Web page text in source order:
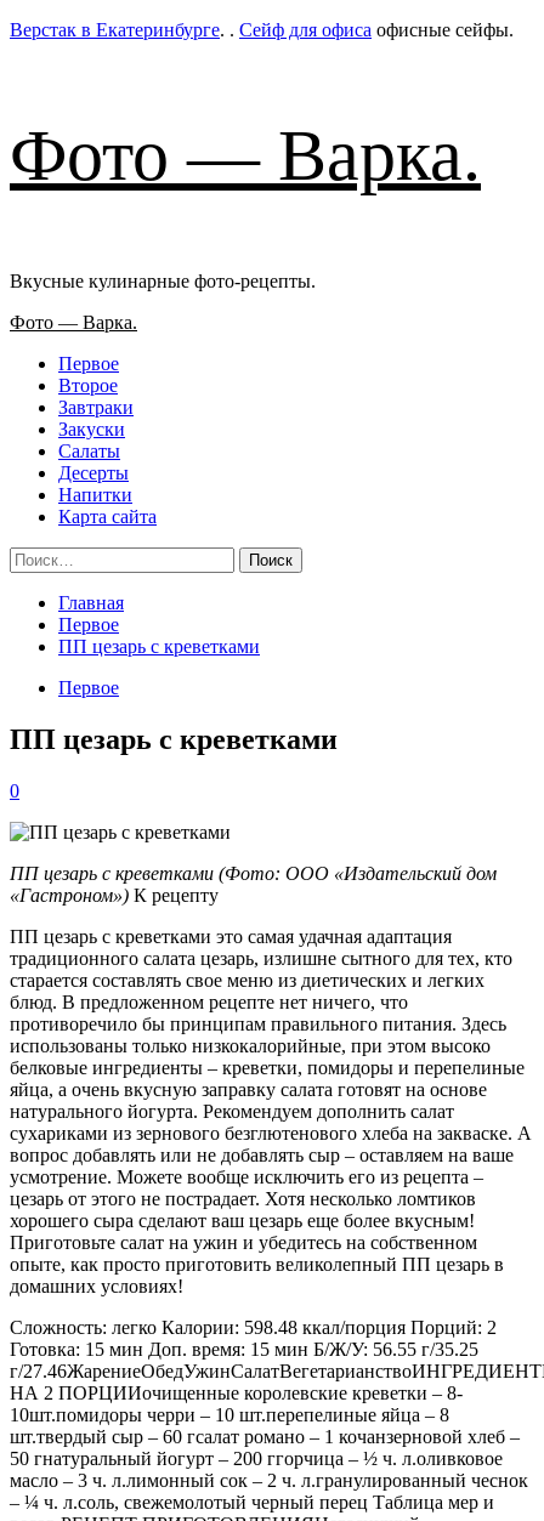
Верстак в Екатеринбурге. . Сейф для офиса офисные сейфы.
Фото — Варка.
Вкусные кулинарные фото-рецепты.
Основное
Фото — Варка.
Первое
Второе
Завтраки
Закуски
Салаты
Десерты
Напитки
Карта сайта
Найти:
Главная
Первое
ПП цезарь с креветками
Первое
ПП цезарь с креветками
0
ПП цезарь с креветками (Фото: ООО «Издательский дом
«Гастроном») К рецепту
ПП цезарь с креветками это самая удачная адаптация
традиционного салата цезарь, излишне сытного для тех, кто
старается составлять свое меню из диетических и легких
блюд. В предложенном рецепте нет ничего, что
противоречило бы принципам правильного питания. Здесь
использованы только низкокалорийные, при этом высоко
белковые ингредиенты – креветки, помидоры и перепелиные
яйца, а очень вкусную заправку салата готовят на основе
натурального йогурта. Рекомендуем дополнить салат
сухариками из зернового безглютенового хлеба на закваске. А
вопрос добавлять или не добавлять сыр – оставляем на ваше
усмотрение. Можете вообще исключить его из рецепта –
цезарь от этого не пострадает. Хотя несколько ломтиков
хорошего сыра сделают ваш цезарь еще более вкусным!
Приготовьте салат на ужин и убедитесь на собственном
опыте, как просто приготовить великолепный ПП цезарь в
домашних условиях!
Сложность: легко Калории: 598.48 ккал/порция Порций: 2
Готовка: 15 мин Доп. время: 15 мин Б/Ж/У: 56.55 г/35.25
г/
НА 2 ПОРЦИИочищенные королевские креветки – 8-
10шт.помидоры черри – 10 шт.перепелиные яйца – 8
шт.твердый сыр – 60 гсалат романо – 1 кочанзерновой хлеб –
50 гнатуральный йогурт – 200 ггорчица – ½ ч. л.оливковое
масло – 3 ч. л.лимонный сок – 2 ч. л.гранулированный чеснок
– ¼ ч. л.соль, свежемолотый черный перец Таблица мер и